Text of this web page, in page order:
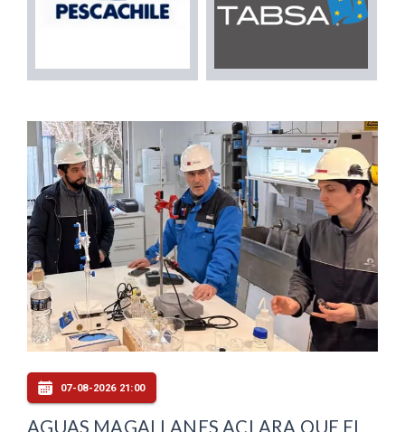
07-08-2026 21:00
AGUAS MAGALLANES ACLARA QUE EL